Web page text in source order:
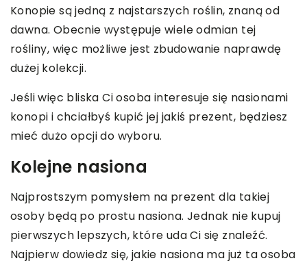
Konopie są jedną z najstarszych roślin, znaną od
dawna. Obecnie występuje wiele odmian tej
rośliny, więc możliwe jest zbudowanie naprawdę
dużej kolekcji.
Jeśli więc bliska Ci osoba interesuje się nasionami
konopi i chciałbyś kupić jej jakiś prezent, będziesz
mieć dużo opcji do wyboru.
Kolejne nasiona
Najprostszym pomysłem na prezent dla takiej
osoby będą po prostu nasiona. Jednak nie kupuj
pierwszych lepszych, które uda Ci się znaleźć.
Najpierw dowiedz się, jakie nasiona ma już ta osoba